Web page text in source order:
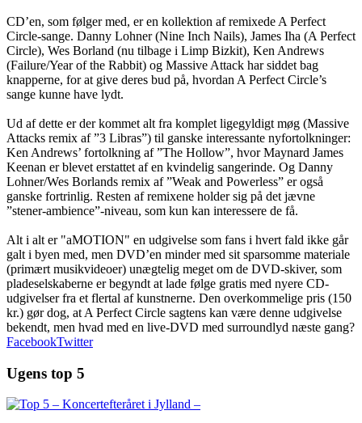
CD’en, som følger med, er en kollektion af remixede A Perfect
Circle-sange. Danny Lohner (Nine Inch Nails), James Iha (A Perfect
Circle), Wes Borland (nu tilbage i Limp Bizkit), Ken Andrews
(Failure/Year of the Rabbit) og Massive Attack har siddet bag
knapperne, for at give deres bud på, hvordan A Perfect Circle’s
sange kunne have lydt.
Ud af dette er der kommet alt fra komplet ligegyldigt møg (Massive
Attacks remix af ”3 Libras”) til ganske interessante nyfortolkninger:
Ken Andrews’ fortolkning af ”The Hollow”, hvor Maynard James
Keenan er blevet erstattet af en kvindelig sangerinde. Og Danny
Lohner/Wes Borlands remix af ”Weak and Powerless” er også
ganske fortrinlig. Resten af remixene holder sig på det jævne
”stener-ambience”-niveau, som kun kan interessere de få.
Alt i alt er "aMOTION" en udgivelse som fans i hvert fald ikke går
galt i byen med, men DVD’en minder med sit sparsomme materiale
(primært musikvideoer) unægtelig meget om de DVD-skiver, som
pladeselskaberne er begyndt at lade følge gratis med nyere CD-
udgivelser fra et flertal af kunstnerne. Den overkommelige pris (150
kr.) gør dog, at A Perfect Circle sagtens kan være denne udgivelse
bekendt, men hvad med en live-DVD med surroundlyd næste gang?
FacebookTwitter
Ugens top 5